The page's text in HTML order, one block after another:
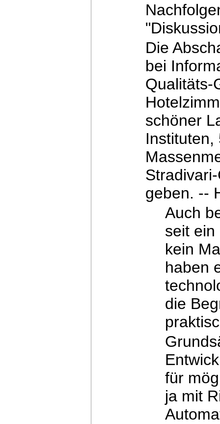
Die
bei
Qualitäts-
schöner
geben. --
Auch
seit
kein
haben
die
für
ja mit